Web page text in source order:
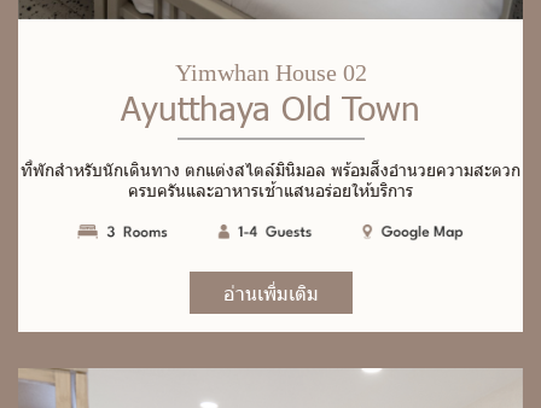
Yimwhan House 02
Ayutthaya Old Town
ที่พักสำหรับนักเดินทาง ตกแต่งสไตล์มินิมอล พร้อมสิ่งอำนวยความสะดวก
ครบครันและอาหารเช้าแสนอร่อยให้บริการ
อ่านเพิ่มเติม